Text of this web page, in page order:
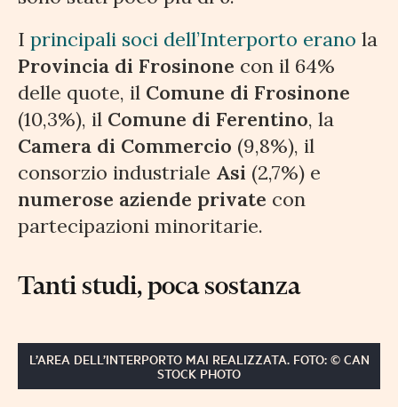
I principali soci dell’Interporto erano la
Provincia di Frosinone con il 64%
delle quote, il Comune di Frosinone
(10,3%), il Comune di Ferentino, la
Camera di Commercio (9,8%), il
consorzio industriale Asi (2,7%) e
numerose aziende private con
partecipazioni minoritarie.
Tanti studi, poca sostanza
L’AREA DELL’INTERPORTO MAI REALIZZATA. FOTO: © CAN
STOCK PHOTO